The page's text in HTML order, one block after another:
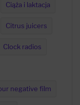
Ciąża i laktacja
Citrus juicers
Clock radios
negative film